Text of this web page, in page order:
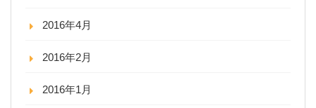
2016年4月
2016年2月
2016年1月